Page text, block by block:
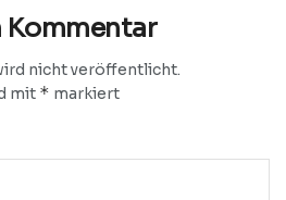
Kommentar
nicht veröffentlicht.
mit * markiert